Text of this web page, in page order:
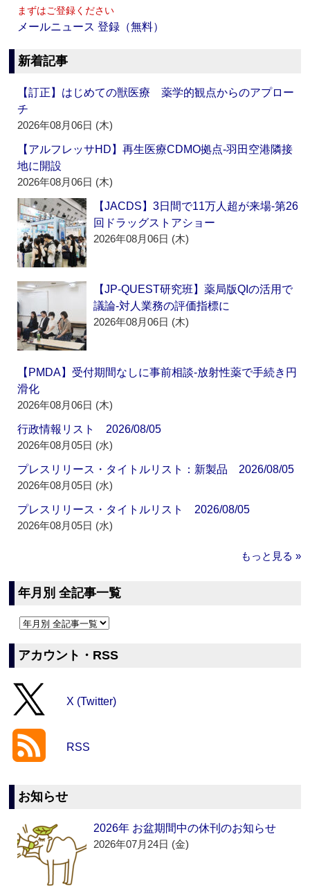
まずはご登録ください
メールニュース 登録（無料）
新着記事
【訂正】はじめての獣医療 薬学的観点からのアプロー
チ
2026年08月06日 (木)
【アルフレッサHD】再生医療CDMO拠点‐羽田空港隣接
地に開設
2026年08月06日 (木)
【JACDS】3日間で11万人超が来場‐第26
回ドラッグストアショー
2026年08月06日 (木)
【JP-QUEST研究班】薬局版QIの活用で
議論‐対人業務の評価指標に
2026年08月06日 (木)
【PMDA】受付期間なしに事前相談‐放射性薬で手続き円
滑化
2026年08月06日 (木)
行政情報リスト 2026/08/05
2026年08月05日 (水)
プレスリリース・タイトルリスト：新製品 2026/08/05
2026年08月05日 (水)
プレスリリース・タイトルリスト 2026/08/05
2026年08月05日 (水)
もっと見る »
年月別 全記事一覧
アカウント・RSS
X (Twitter)
RSS
お知らせ
2026年 お盆期間中の休刊のお知らせ
2026年07月24日 (金)